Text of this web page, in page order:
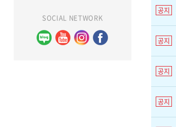
SOCIAL NETWORK